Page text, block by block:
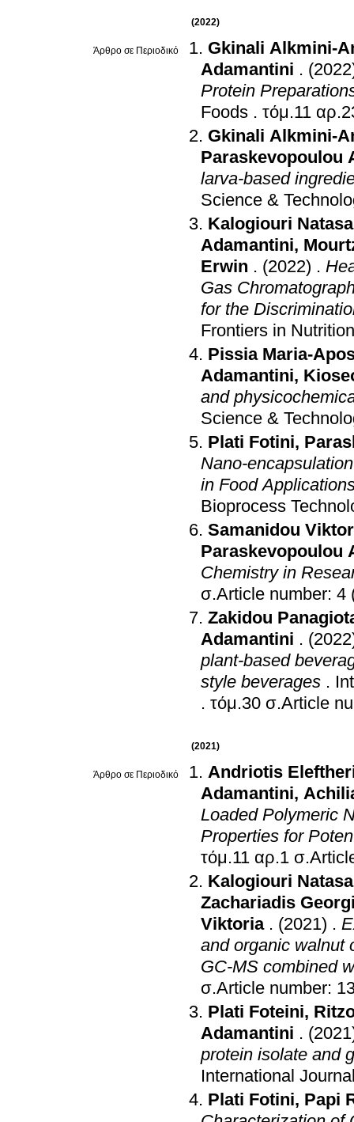
(2022)
Άρθρο σε Περιοδικό
Gkinali Alkmini-
Adamantini .
Protein
Foods .
Gkinali Alkmini-
Paraskevopoulou
larva-based
Science &
Kalogiouri Natasa
Adamantini,
Erwin . (2022) .
Gas
for the
Frontiers in Nutrition
Pissia Maria-
Adamantini,
and
Science &
Plati Fotini,
Nano-
in Food
Bioprocess
Samanidou
Paraskevopoulou
Chemistry in
σ.Article number: 4
Zakidou
Adamantini .
plant-based
style beverages .
.
τόμ.30
(2021)
Άρθρο σε Περιοδικό
Andriotis
Adamantini,
Loaded Polymeric
Properties for
τόμ.11
Kalogiouri Natasa
Zachariadis
Viktoria . (2021) .
and organic walnut
GC-MS combined
σ.Article number:
Plati Foteini,
Adamantini .
protein isolate and
International
Plati Fotini, Papi